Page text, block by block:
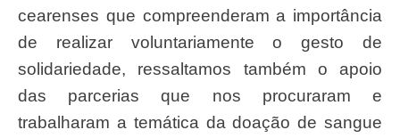
cearenses que compreenderam a importância
de realizar voluntariamente o gesto de
solidariedade, ressaltamos também o apoio
das parcerias que nos procuraram e
trabalharam a temática da doação de sangue